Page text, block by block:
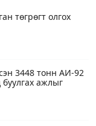
төгрөгт олгох
3448 тонн АИ-92
буулгах ажлыг